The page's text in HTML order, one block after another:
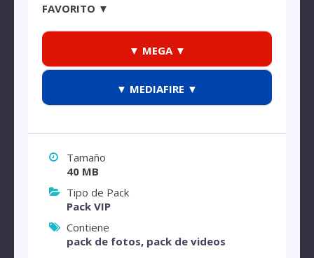
FAVORITO ▼
▼ MEGA ▼
▼ MEDIAFIRE ▼
Tamaño
40 MB
Tipo de Pack
Pack VIP
Contiene
pack de fotos, pack de videos